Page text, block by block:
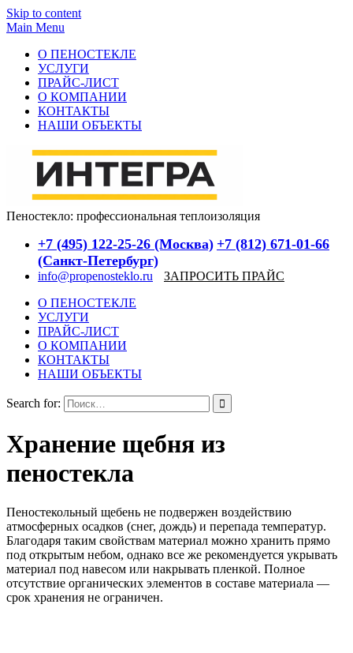
Skip to content
Main Menu
О ПЕНОСТЕКЛЕ
УСЛУГИ
ПРАЙС-ЛИСТ
О КОМПАНИИ
КОНТАКТЫ
НАШИ ОБЪЕКТЫ
Пеностекло: профессиональная теплоизоляция
+7 (495) 122-25-26 (Москва) +7 (812) 671-01-66
(Санкт-Петербург)
info@propenosteklo.ru
ЗАПРОСИТЬ ПРАЙС
О ПЕНОСТЕКЛЕ
УСЛУГИ
ПРАЙС-ЛИСТ
О КОМПАНИИ
КОНТАКТЫ
НАШИ ОБЪЕКТЫ
Search for:
Хранение щебня из
пеностекла
Пеностекольный щебень не подвержен воздействию
атмосферных осадков (снег, дождь) и перепада температур.
Благодаря таким свойствам материал можно хранить прямо
под открытым небом, однако все же рекомендуется укрывать
материал под навесом или накрывать пленкой. Полное
отсутствие органических элементов в составе материала —
срок хранения не ограничен.